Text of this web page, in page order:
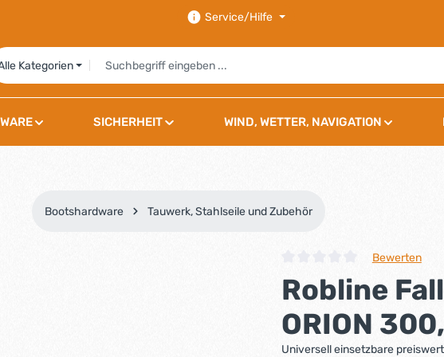
Service/Hilfe
Kategorien
SICHERHEIT WIND, WETTER, NAVIGATION
Bootshardware Tauwerk, Stahlseile und Zubehör
Durchschnittliche Bewertung
Bewerten
Robline
ORION
Universell einsetzbare